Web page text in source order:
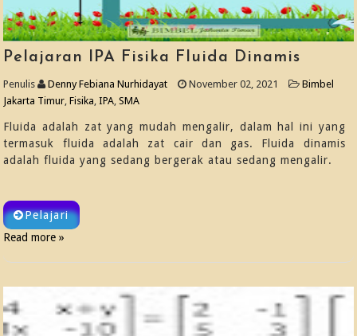
Pelajaran IPA Fisika Fluida Dinamis
Penulis Denny Febiana Nurhidayat November 02, 2021
Bimbel
Jakarta Timur,Fisika,IPA,SMA
Fluida adalah zat yang mudah mengalir, dalam hal ini yang
termasuk fluida adalah zat cair dan gas. Fluida dinamis
adalah fluida yang sedang bergerak atau sedang mengalir.
Pelajari
Read more »